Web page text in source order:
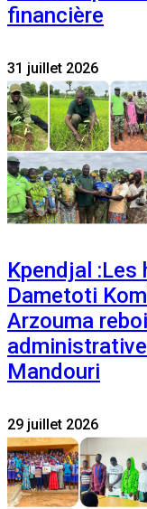
financière
31 juillet 2026
Kpendjal
Dametoti
Arzouma
Mandouri
29 juillet 2026